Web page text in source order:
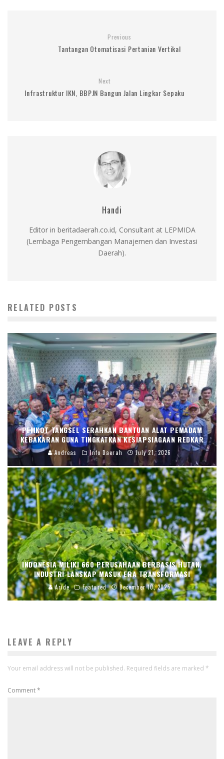
Previous
Tantangan Otomatisasi Pertanian Vertikal
Next
Infrastruktur IKN, BBPJN Bangun Jalan Lingkar Sepaku
Handi
Editor in beritadaerah.co.id, Consultant at LEPMIDA
(Lembaga Pengembangan Manajemen dan Investasi
Daerah).
RELATED POSTS
PEMKOT TANGSEL SERAHKAN BANTUAN ALAT PEMADAM
KEBAKARAN GUNA TINGKATKAN KESIAPSIAGAAN REDKAR
Andreas Info Daerah July 21, 2026
INDONESIA MILIKI 660 PERUSAHAAN BERBASIS HUTAN,
INDUSTRI LANSKAP MASUK ERA TRANSFORMASI
Aride Featured December 10, 2025
LEAVE A REPLY
Your email address will not be published. Required fields are marked *
Comment*